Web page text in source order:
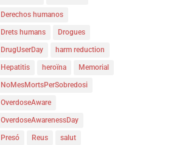
Derechos humanos
Drets humans Drogues
DrugUserDay harm reduction
Hepatitis heroïna Memorial
NoMesMortsPerSobredosi
OverdoseAware
OverdoseAwarenessDay
Presó Reus salut